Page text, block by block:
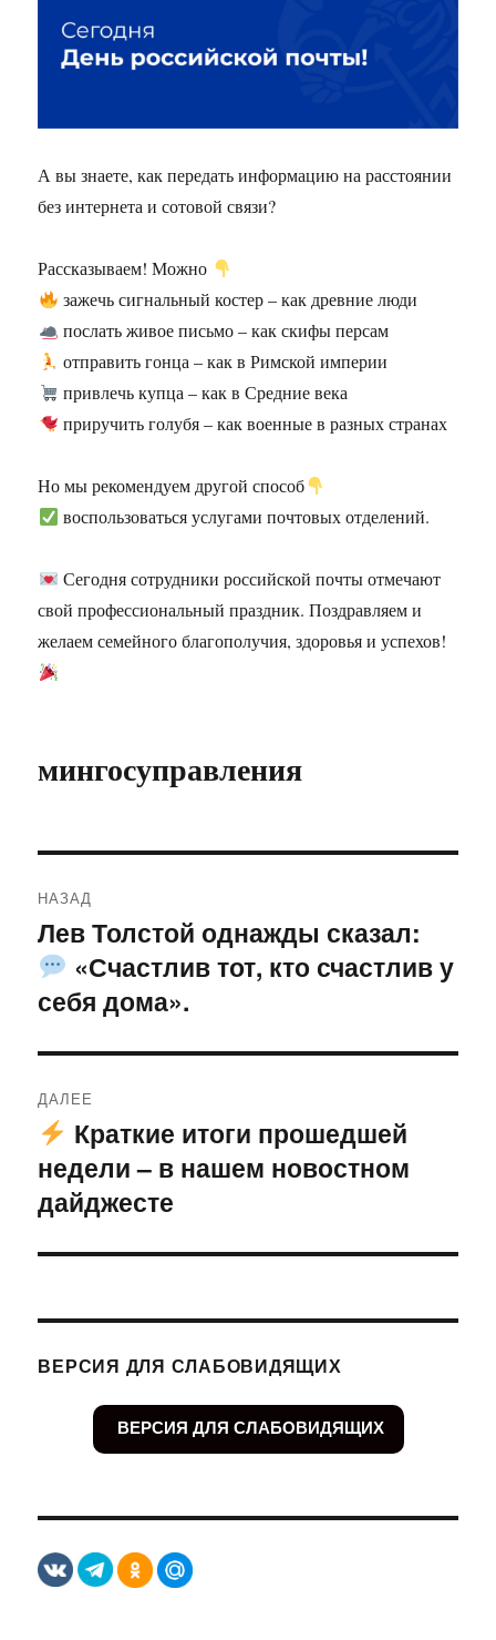
А вы знаете, как передать информацию на расстоянии
без интернета и сотовой связи?
Рассказываем! Можно
зажечь сигнальный костер – как древние люди
послать живое письмо – как скифы персам
отправить гонца – как в Римской империи
привлечь купца – как в Средние века
приручить голубя – как военные в разных странах
Но мы рекомендуем другой способ
воспользоваться услугами почтовых отделений.
Сегодня сотрудники российской почты отмечают
свой профессиональный праздник. Поздравляем и
желаем семейного благополучия, здоровья и успехов!
мингосуправления
по
записям
НАЗАД
Предыдущая
запись:
Лев Толстой однажды сказал:
«Счастлив тот, кто счастлив у
себя дома».
ДАЛЕЕ
Следующая
запись:
Краткие итоги прошедшей
недели – в нашем новостном
дайджесте
ВЕРСИЯ ДЛЯ СЛАБОВИДЯЩИХ
ВЕРСИЯ ДЛЯ СЛАБОВИДЯЩИХ